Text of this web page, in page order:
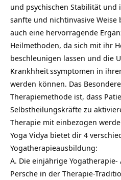
und psychischen Stabilität und
sanfte und nichtinvasive
auch eine hervorragende
Heilmethoden, da sich mit ihr
beschleunigen lassen und die
Krankhheitssymptomen in
werden können. Das
Therapiemethode ist, dass
Selbstheilungskräfte zu
Therapie mit einbezogen
Yoga Vidya bietet dir 4
Yogatherapieausbildung:
A. Die einjährige
Persche in der Therapie-